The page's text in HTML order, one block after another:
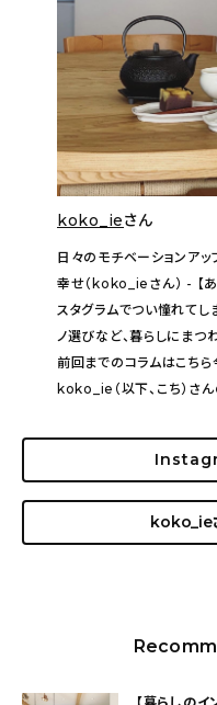
koko_ieさん
日々のモチベーションア
幸せ（koko_ieさん） - 【
スタグラムでつい憧れて
ノ選びなど、暮らしにまつ
前回までのコラムはこちら
koko_ie（以下、こち）さ
koko_ie